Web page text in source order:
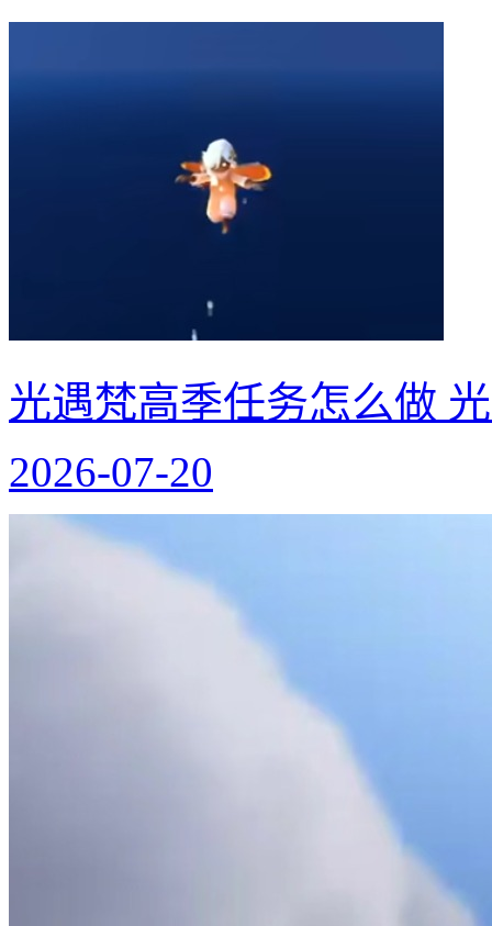
光遇梵高季任务怎么做
2026-07-20